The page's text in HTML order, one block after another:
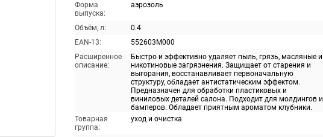
Форма
выпуска:
аэрозоль
Объём, л:
0.4
EAN-13:
552603M000
Расширенное
описание:
Быстро и эффективно удаляет пыль, грязь, масляные и
никотиновые загрязнения. Защищает от старения и
выгорания, восстанавливает первоначальную
структуру, обладает антистатическим эффектом.
Предназначен для обработки пластиковых и
виниловых деталей салона. Подходит для молдингов и
бамперов. Обладает приятным ароматом клубники.
Товарная
группа:
уход и очистка